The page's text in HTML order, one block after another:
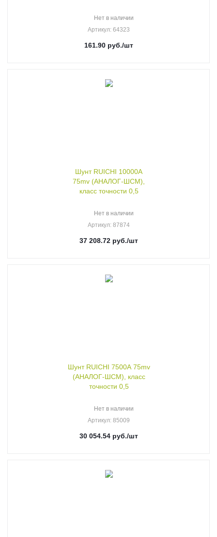
Нет в наличии
Артикул: 64323
161.90 руб./шт
Шунт RUICHI 10000А
75mv (АНАЛОГ-ШСМ),
класс точности 0,5
Нет в наличии
Артикул: 87874
37 208.72 руб./шт
Шунт RUICHI 7500А 75mv
(АНАЛОГ-ШСМ), класс
точности 0,5
Нет в наличии
Артикул: 85009
30 054.54 руб./шт